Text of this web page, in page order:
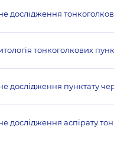
дослідження
тонкоголкових
дослідження пунктату
дослідження аспірату